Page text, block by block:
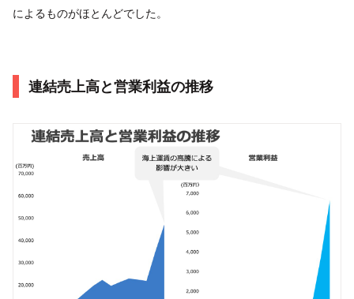
によるものがほとんどでした。
連結売上高と営業利益の推移